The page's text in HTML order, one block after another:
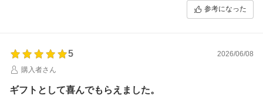
参考になった
5
2026/06/08
購入者さん
ギフトとして喜んでもらえました。